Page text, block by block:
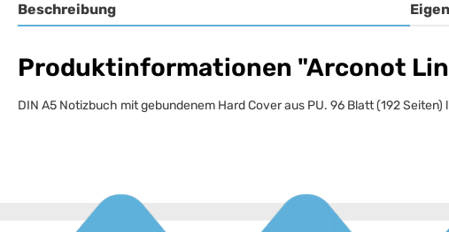
Beschreibung
Produktinformationen "Arconot
DIN A5 Notizbuch mit gebundenem Hard Cover aus PU. 96 Blatt (192